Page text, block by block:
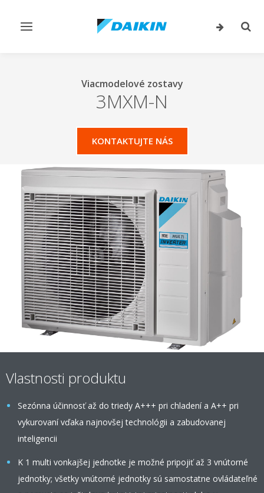
Prepnúť
Viacmodelové zostavy
3MXM-N
KONTAKTUJTE NÁS
Vlastnosti produktu
Sezónna účinnosť až do triedy A+++ pri chladení a A++ pri
vykurovaní vďaka najnovšej technológii a zabudovanej
inteligencii
K 1 multi vonkajšej jednotke je možné pripojiť až 3 vnútorné
jednotky; všetky vnútorné jednotky sú samostatne ovládateľné